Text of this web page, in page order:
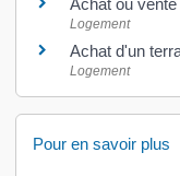
Achat ou
Logement
Achat d'un
Logement
Pour en savoir plus